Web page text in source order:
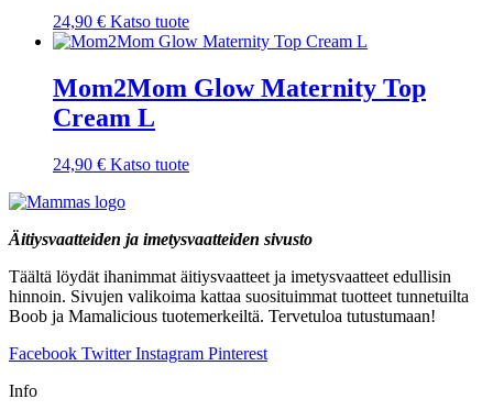
24,90 € Katso tuote
Mom2Mom Glow Maternity Top
Cream L
24,90 € Katso tuote
Äitiysvaatteiden ja imetysvaatteiden sivusto
Täältä löydät ihanimmat äitiysvaatteet ja imetysvaatteet edullisin
hinnoin. Sivujen valikoima kattaa suosituimmat tuotteet tunnetuilta
Boob ja Mamalicious tuotemerkeiltä. Tervetuloa tutustumaan!
Facebook Twitter Instagram Pinterest
Info